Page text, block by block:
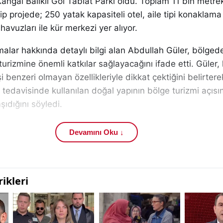
projede; 250 yatak kapasiteli otel, aile tipi konaklama
ile kür merkezi yer alıyor.
hakkında detaylı bilgi alan Abdullah Güler,
turizmine önemli katkılar sağlayacağını ifade etti. Güler,
benzeri olmayan özellikleriyle dikkat çektiğini
tedavisinde kullanılan doğal yapının bölge turizmi
söyledi.
haberleri için GundemSivas, sağlık turizmi
ilgili içeriklere de okuyucular yoğun ilgi gösteriyor.
ilçeye kazandırılan Kadın Yaşam Merkezi ve
da gerçekleştirildi. Açılışa il protokolü, vatandaşlar ve
kadınlar ve gençler için önemli sosyal yaşam
Devamını Oku ↓